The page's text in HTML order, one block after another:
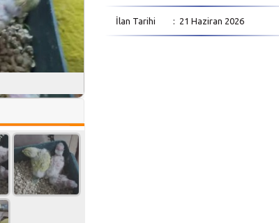
İlan Tarihi : 21 Haziran 2026